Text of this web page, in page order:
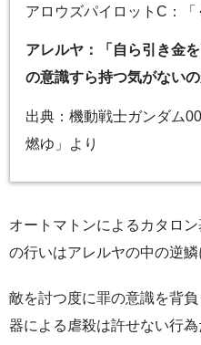
アロウズパイロットC：「
アレルヤ：「自ら引き金
の意識すら持つ気がないの
出典：機動戦士ガンダム
燃ゆ」より
オートマトンによるカタロ
の行いはアレルヤの中の逆
敵を討つ度に罪の意識を背
器による虐殺は許せない行為